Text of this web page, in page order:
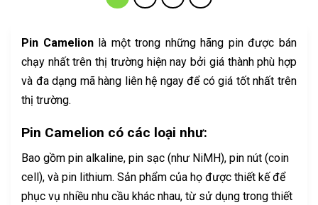
Pin Camelionlà một trong những hãng pin được bán
chạy nhất trên thị trường hiện nay bởi giá thành phù hợp
và đa dạng mã hàng liên hệ ngay để có giá tốt nhất trên
thị trường.
Pin Camelion có các loại như:
Bao gồm pin alkaline, pin sạc (như NiMH), pin nút (coin
cell), và pin lithium. Sản phẩm của họ được thiết kế để
phục vụ nhiều nhu cầu khác nhau, từ sử dụng trong thiết